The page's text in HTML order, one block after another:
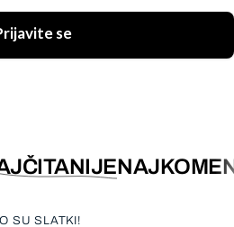
se
SU SLATKI!